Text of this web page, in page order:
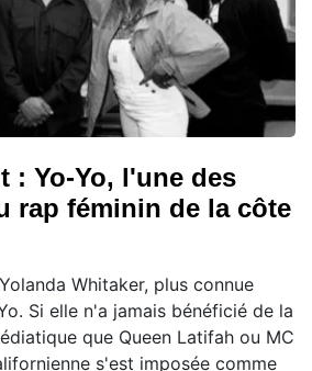
: Yo-Yo, l'une des
rap féminin de la côte
Whitaker, plus connue
Si elle n'a jamais bénéficié de la
que Queen Latifah ou MC
s'est imposée comme